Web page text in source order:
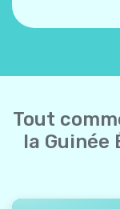
Tout
la Guinée